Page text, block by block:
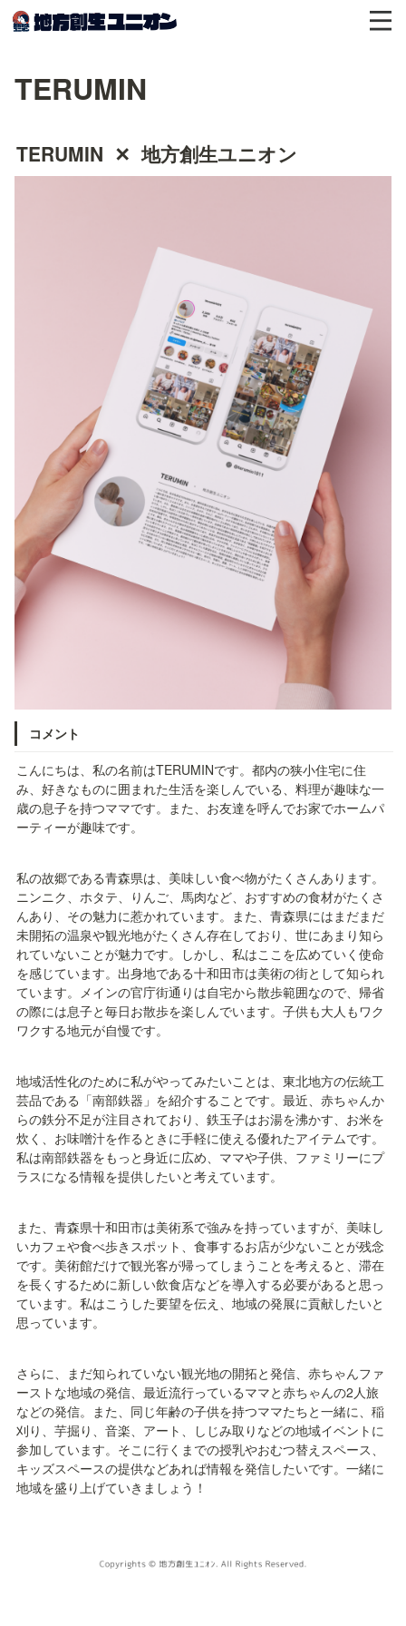
TERUMIN
TERUMIN  ✕  地方創生ユニオン
コメント
こんにちは、私の名前はTERUMINです。都内の狭小住宅に住
み、好きなものに囲まれた生活を楽しんでいる、料理が趣味な一
歳の息子を持つママです。また、お友達を呼んでお家でホームパ
ーティーが趣味です。
私の故郷である青森県は、美味しい食べ物がたくさんあります。
ニンニク、ホタテ、りんご、馬肉など、おすすめの食材がたくさ
んあり、その魅力に惹かれています。また、青森県にはまだまだ
未開拓の温泉や観光地がたくさん存在しており、世にあまり知ら
れていないことが魅力です。しかし、私はここを広めていく使命
を感じています。出身地である十和田市は美術の街として知られ
ています。メインの官庁街通りは自宅から散歩範囲なので、帰省
の際には息子と毎日お散歩を楽しんでいます。子供も大人もワク
ワクする地元が自慢です。
地域活性化のために私がやってみたいことは、東北地方の伝統工
芸品である「南部鉄器」を紹介することです。最近、赤ちゃんか
らの鉄分不足が注目されており、鉄玉子はお湯を沸かす、お米を
炊く、お味噌汁を作るときに手軽に使える優れたアイテムです。
私は南部鉄器をもっと身近に広め、ママや子供、ファミリーにプ
ラスになる情報を提供したいと考えています。
また、青森県十和田市は美術系で強みを持っていますが、美味し
いカフェや食べ歩きスポット、食事するお店が少ないことが残念
です。美術館だけで観光客が帰ってしまうことを考えると、滞在
を長くするために新しい飲食店などを導入する必要があると思っ
ています。私はこうした要望を伝え、地域の発展に貢献したいと
思っています。
さらに、まだ知られていない観光地の開拓と発信、赤ちゃんファ
ーストな地域の発信、最近流行っているママと赤ちゃんの2人旅
などの発信。また、同じ年齢の子供を持つママたちと一緒に、稲
刈り、芋掘り、音楽、アート、しじみ取りなどの地域イベントに
参加しています。そこに行くまでの授乳やおむつ替えスペース、
キッズスペースの提供などあれば情報を発信したいです。一緒に
地域を盛り上げていきましょう！